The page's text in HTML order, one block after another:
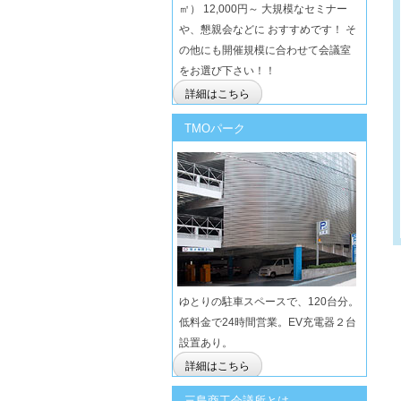
㎡） 12,000円～ 大規模なセミナー
や、懇親会などに おすすめです！ そ
の他にも開催規模に合わせて会議室
をお選び下さい！！
詳細はこちら
TMOパーク
ゆとりの駐車スペースで、120台分。
低料金で24時間営業。EV充電器２台
設置あり。
詳細はこちら